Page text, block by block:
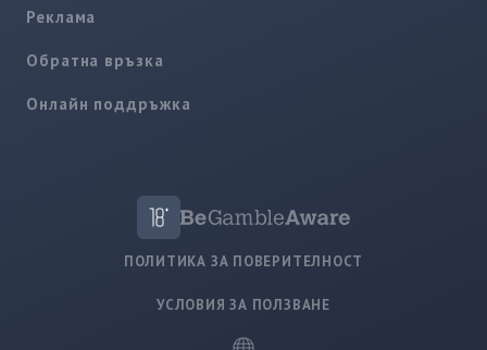
Реклама
Обратна връзка
Онлайн поддръжка
ПОЛИТИКА ЗА ПОВЕРИТЕЛНОСТ
УСЛОВИЯ ЗА ПОЛЗВАНЕ